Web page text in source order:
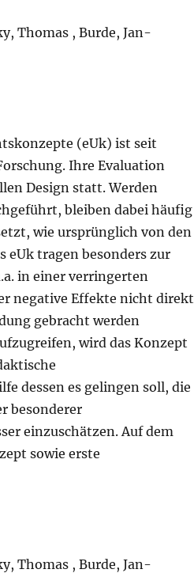
Thomas , Burde, Jan-
(eUk) ist seit
Ihre Evaluation
Design statt. Werden
bleiben dabei häufig
wie ursprünglich von den
eUk tragen besonders zur
in einer verringerten
negative Effekte nicht direkt
gebracht werden
wird das Konzept
dessen es gelingen soll, die
besonderer
einzuschätzen. Auf dem
sowie erste
Thomas , Burde, Jan-